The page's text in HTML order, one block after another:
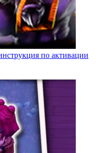
по активации